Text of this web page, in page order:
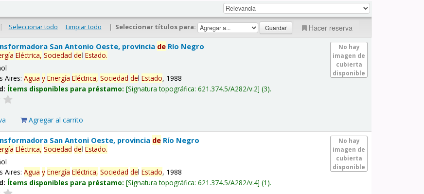
| Seleccionar todo Limpiar todo | Seleccionar títulos para: Hacer reserva
No hay
imagen de
cubierta
disponible
San Antonio Oeste, provincia de Río Negro
Eléctrica, Sociedad delEstado.
Aires:Agua y Energía Eléctrica, Sociedad delEstado, 1988
Ítems disponibles para préstamo: Signatura topográfica:621.374.5/A282/v.2 (3).
Agregar al carrito
No hay
imagen de
cubierta
disponible
San Antoni Oeste, provincia de Río Negro
Eléctrica, Sociedad delEstado.
Aires:Agua y Energía Eléctrica, Sociedad delEstado, 1988
Ítems disponibles para préstamo: Signatura topográfica:621.374.5/A282/v.4 (1).